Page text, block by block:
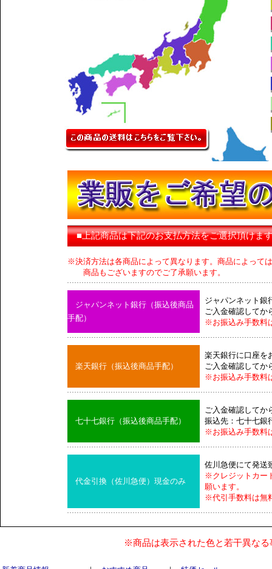
■上記商品は下記のお支払方法をご選択頂けま
※決済方法は各商品によって異なります。商品によって
商品もございますのでご了承願います。
ジャパンネット銀行（振込後商品
手配）
ジャパンネット銀
ご入金確認してか
※お振込み手数料
楽天銀行（振込後商品手配）
楽天銀行に口座を
ご入金確認してか
※お振込み手数料
七十七銀行（振込後商品手配）
ご入金確認してか
振込先：七十七銀
※お振込み手数料
代金引換（佐川急便）現金のみ
佐川急便にて発送
※クレジットカー
願います。
※代引手数料は無
※商品は表示された色と若干異な